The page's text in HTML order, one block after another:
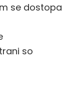
se dostopa
so